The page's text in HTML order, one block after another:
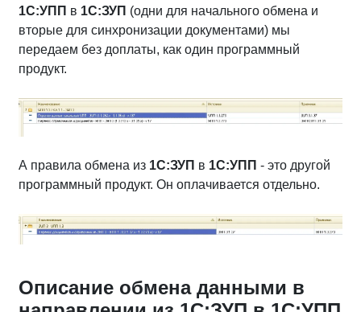
1С:УПП в 1С:ЗУП (одни для начального обмена и
вторые для синхронизации документами) мы
передаем без доплаты, как один программный
продукт.
А правила обмена из 1С:ЗУП в 1С:УПП - это другой
программный продукт. Он оплачивается отдельно.
Описание обмена данными в